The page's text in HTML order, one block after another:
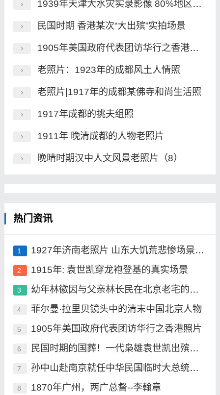
1939年天津大水灾实录影像 80%地区被淹城市划舟出行
民国时期 香港某次“大出殡”实拍场景
1905年美国政府代表团访华行之香港照片
老照片：1923年的成都风土人情照
老照片|1917年的成都某佛寺和尚生活照
1917年成都的挑夫组照
1911年 晚清成都的人物老照片
晚晴时期汉中人文风景老照片（8）
热门资讯
1 1927年济南老照片 山东大饥荒悲惨场景复现
2 1915年: 袁世凯穿龙袍登基的真实场景
3 幼年林徽因与父亲林长民在北京老宅的一张合影
4 菲尔曼·拉里贝镜头中的清末中国北京人物
5 1905年美国政府代表团访华行之香港照片
6 民国时期的国葬！一代枭雄袁世凯出殡当天
7 孙中山赴南京就任中华民国临时大总统的当日照片
8 1870年广州，两广总督--李翰章